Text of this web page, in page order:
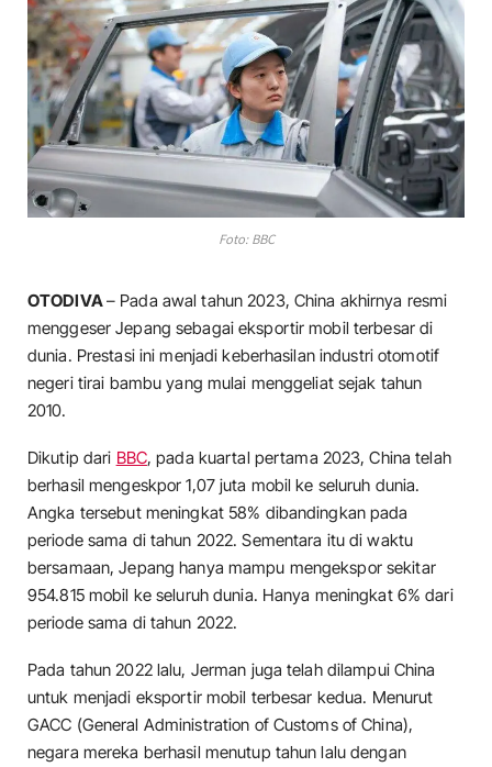
Foto: BBC
OTODIVA– Pada awal tahun 2023, China akhirnya resmi
menggeser Jepang sebagai eksportir mobil terbesar di
dunia. Prestasi ini menjadi keberhasilan industri otomotif
negeri tirai bambu yang mulai menggeliat sejak tahun
2010.
Dikutip dari BBC, pada kuartal pertama 2023, China telah
berhasil mengeskpor 1,07 juta mobil ke seluruh dunia.
Angka tersebut meningkat 58% dibandingkan pada
periode sama di tahun 2022. Sementara itu di waktu
bersamaan, Jepang hanya mampu mengekspor sekitar
954.815 mobil ke seluruh dunia. Hanya meningkat 6% dari
periode sama di tahun 2022.
Pada tahun 2022 lalu, Jerman juga telah dilampui China
untuk menjadi eksportir mobil terbesar kedua. Menurut
GACC (General Administration of Customs of China),
negara mereka berhasil menutup tahun lalu dengan